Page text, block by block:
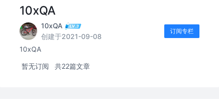
10xQA
10xQA
创建于2021-09-08
订阅专栏
10xQA
暂无订阅 共22篇文章